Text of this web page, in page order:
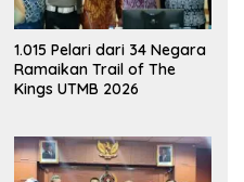
1.015 Pelari dari 34 Negara
Ramaikan Trail of The
Kings UTMB 2026